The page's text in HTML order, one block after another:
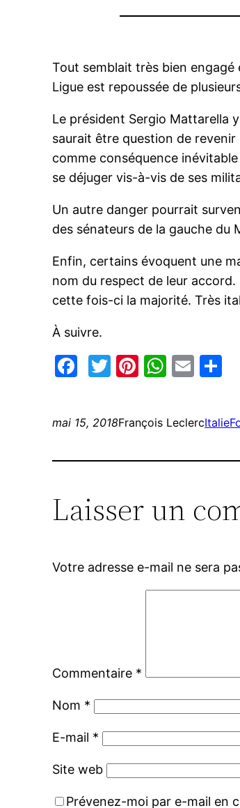
Tout semblait très bien engagé
Ligue est repoussée de
Le président Sergio Mattarella
saurait être question de revenir
comme conséquence
se déjuger vis-à-vis de ses
Un autre danger pourrait
des sénateurs de la gauche
Enfin, certains évoquent une
nom du respect de leur
cette fois-ci la majorité. Très
À suivre.
Facebook
Twitter
Pinterest
Email
mai 15, 2018François LeclercItalie
Laisser un
Votre adresse e-mail ne sera
Commentaire *
Nom *
E-mail *
Site web
Prévenez-moi par e-mail en